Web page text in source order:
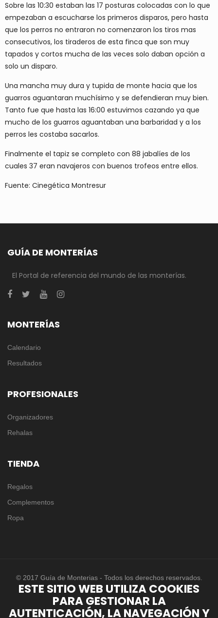
Sobre las 10:30 estaban las 17 posturas colocadas con lo que
empezaban a escucharse los primeros disparos, pero hasta
que los perros no entraron no comenzaron los tiros mas
consecutivos, los tiraderos de esta finca que son muy
tapados y cortos mucha de las veces solo daban opción a
solo un disparo.
Una mancha muy dura y tupida de monte hacia que los
guarros aguantaran muchísimo y se defendieran muy bien.
Tanto fue que hasta las 16:00 estuvimos cazando ya que
mucho de los guarros aguantaban una barbaridad y a los
perros les costaba sacarlos.
Finalmente el tapiz se completo con 88 jabalíes de los
cuales 37 eran navajeros con buenos trofeos entre ellos.
Fuente: Cinegética Montresur
GUÍA DE MONTERÍAS
El Portal de referencia del mundo de las monterías.
MONTERÍAS
Calendario
Resultados
PROFESIONALES
Organizadores
Rehalas
TIENDA
Regalos
Complementos
Ropa
© 2017 Guía de Monterias - Todos los derechos reservados.
ESTE SITIO WEB UTILIZA COOKIES
PARA GESTIONAR LA
AUTENTICACIÓN, LA NAVEGACIÓN Y